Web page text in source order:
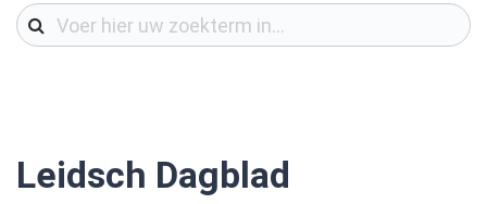
Leidsch Dagblad